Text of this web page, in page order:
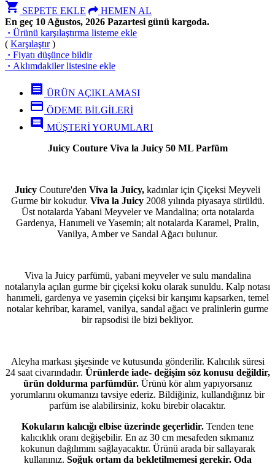
shopping_cart SEPETE EKLE
HEMEN AL
En geç 10 Ağustos, 2026 Pazartesi günü kargoda.
· Ürünü karşılaştırma listeme ekle
( Karşılaştır)
· Fiyatı düşünce bildir
· Aklımdakiler listesine ekle
receipt ÜRÜN AÇIKLAMASI
credit_card ÖDEME BİLGİLERİ
comment MÜŞTERİ YORUMLARI
Juicy Couture Viva la Juicy 50 ML Parfüm
Juicy Couture'den Viva la Juicy, kadınlar için Çiçeksi Meyveli
Gurme bir kokudur. Viva la Juicy2008 yılında piyasaya sürüldü.
Üst notalarda Yabani Meyveler ve Mandalina; orta notalarda
Gardenya, Hanımeli ve Yasemin; alt notalarda Karamel, Pralin,
Vanilya, Amber ve Sandal Ağacı bulunur.
Viva la Juicy parfümü, yabani meyveler ve sulu mandalina
notalarıyla açılan gurme bir çiçeksi koku olarak sunuldu. Kalp notası
hanımeli, gardenya ve yasemin çiçeksi bir karışımı kapsarken, temel
notalar kehribar, karamel, vanilya, sandal ağacı ve pralinlerin gurme
bir rapsodisi ile bizi bekliyor.
Aleyha markası şişesinde ve kutusunda gönderilir. Kalıcılık süresi
24 saat civarındadır. Ürünlerde iade- değişim söz konusu değildir,
ürün doldurma parfümdür.Ürünü kör alım yapıyorsanız
yorumlarını okumanızı tavsiye ederiz. Bildiğiniz, kullandığınız bir
parfüm ise alabilirsiniz, koku birebir olacaktır.
Kokuların kalıcığı elbise üzerinde geçerlidir. Tenden tene
kalıcıklık oranı değişebilir. En az 30 cm mesafeden sıkmanız
kokunun dağılımını sağlayacaktır. Ürünü arada bir sallayarak
kullanınız. Soğuk ortam da bekletilmemesi gerekir. Oda